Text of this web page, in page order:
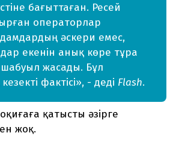
бағыттаған. Ресей
операторлар
әскери емес,
екенін анық көре тұра
жасады. Бұл
фактісі», - деді Flash.
қатысты әзірге
жоқ.